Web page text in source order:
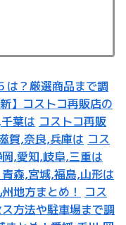
は？厳選商品まで調
】コストコ再販店の
葉は コストコ再販
賀,奈良,兵庫は コス
,愛知,岐阜,三重は
森,宮城,福島,山形は
地方まとめ！
コス
方法や駐車場まで調